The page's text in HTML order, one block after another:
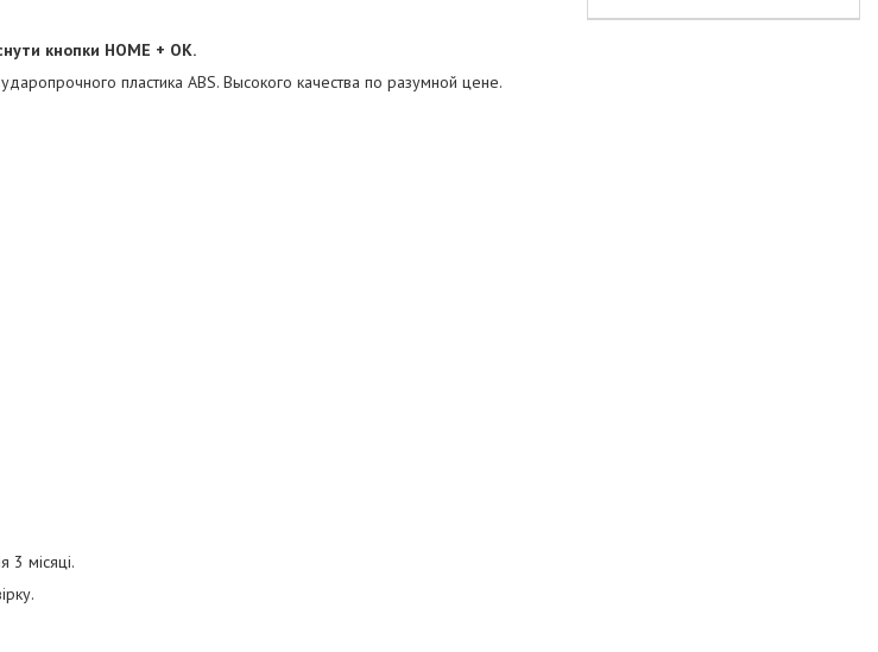
кнопки HOME + OK.
пластика ABS. Высокого качества по разумной цене.
3 місяці.